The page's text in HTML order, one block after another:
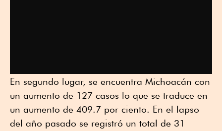
En segundo lugar, se encuentra Michoacán con
un aumento de 127 casos lo que se traduce en
un aumento de 409.7 por ciento. En el lapso
del año pasado se registró un total de 31